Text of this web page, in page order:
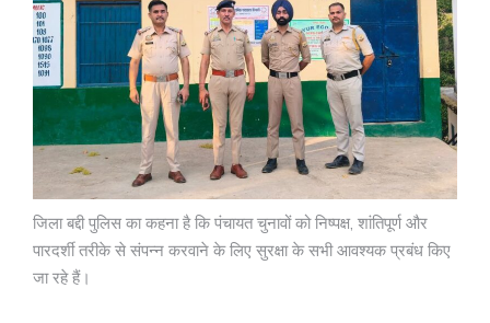
जिला बद्दी पुलिस का कहना है कि पंचायत चुनावों को निष्पक्ष, शांतिपूर्ण और
पारदर्शी तरीके से संपन्न करवाने के लिए सुरक्षा के सभी आवश्यक प्रबंध किए
जा रहे हैं।